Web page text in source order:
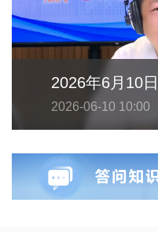
2026-06-10 10:00